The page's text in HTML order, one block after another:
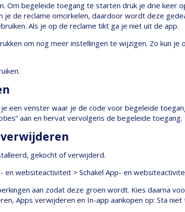
Om begeleide toegang te starten druk je drie keer
je de reclame omcirkelen, daardoor wordt deze
Als je op de reclame tikt ga je niet uit de app.
om nog meer instellingen te wijzigen. Zo kun
een venster waar je de code voor begeleide
aan en hervat vervolgens de begeleide toegang.
gekocht of verwijderd.
en websiteactiviteit > Schakel App- en
aan zodat deze groen wordt. Kies daarna
Apps verwijderen en In-app aankopen op: Sta niet